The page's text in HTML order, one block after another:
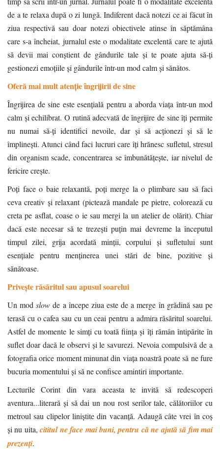
de a te relaxa după o zi lungă. Indiferent dacă notezi ce ai făcut în
ziua respectivă sau doar notezi obiectivele atinse în săptămâna
care s-a încheiat, jurnalul este o modalitate excelentă care te ajută
să devii mai conștient de gândurile tale și te poate ajuta să-ți
gestionezi emoțiile și gândurile într-un mod calm și sănătos.
Oferă mai mult atenție îngrijirii de sine
Îngrijirea de sine este esențială pentru a aborda viața într-un mod
calm și echilibrat. O rutină adecvată de îngrijire de sine îți permite
nu numai să-ți identifici nevoile, dar și să acționezi și să le
împlinești. Atunci când faci lucruri care îți hrănesc sufletul, stresul
din organism scade, concentrarea se îmbunătățește, iar nivelul de
fericire crește.
Poți face o baie relaxantă, poți merge la o plimbare sau să faci
ceva creativ și relaxant (pictează mandale pe pietre, colorează cu
creta pe asflat, coase o ie sau mergi la un atelier de olărit). Chiar
dacă este necesar să te trezești puțin mai devreme la începutul
timpul zilei, grija acordată minții, corpului și sufletului sunt
esențiale pentru menținerea unei stări de bine, pozitive și
sănătoase.
Privește răsăritul sau apusul soarelui
Un modslow de a începe ziua este de a merge în grădină sau pe
terasă cu o cafea sau cu un ceai pentru a admira răsăritul soarelui.
Astfel de momente le simți cu toată ființa și îți rămân întipărite în
suflet doar dacă le observi și le savurezi. Nevoia compulsivă de a
fotografia orice moment minunat din viața noastră poate să ne fure
bucuria momentului și să ne confisce amintiri importante.
Lecturile Corint din vara aceasta te invită să redescoperi
aventura...literară și să dai un nou rost serilor tale, călătoriilor cu
metroul sau clipelor liniștite din vacanță. Adaugă câte vrei în coș
și nu uita,cititul ne face mai buni, pentru că ne ajută să fim mai
prezenți.